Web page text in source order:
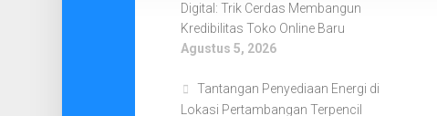
Digital: Trik Cerdas Membangun
Kredibilitas Toko Online Baru
Agustus 5, 2026
Tantangan Penyediaan Energi di
Lokasi Pertambangan Terpencil